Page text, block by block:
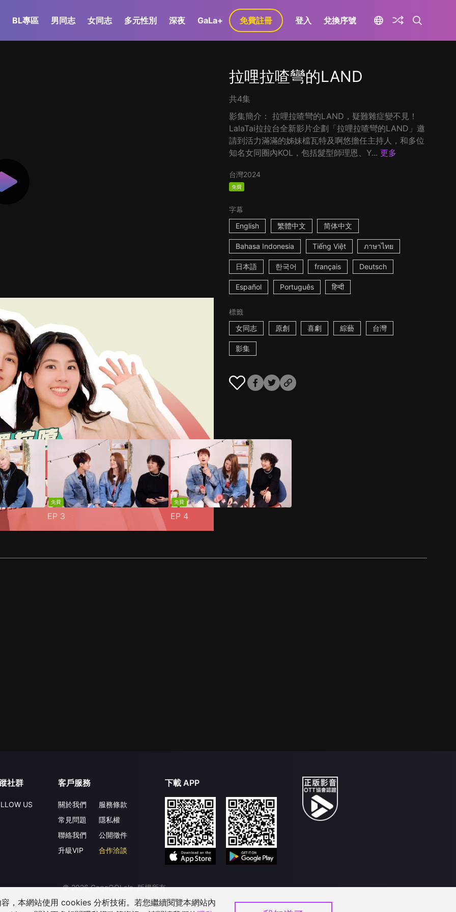
BL專區 男同志 女同志 多元性別 深夜 GaLa+ 免費註冊 登入 兌換序號
拉哩拉喳彎的LAND
共4集
影集簡介： 拉哩拉喳彎的LAND，疑難雜症變不見！
LalaTai拉拉台全新影片企劃「拉哩拉喳彎的LAND」邀
請到活力滿滿的姊妹檔瓦特及啊悠擔任主持人，和多位
知名女同圈內KOL，包括髮型師理恩、Y... 更多
台灣2024
免費
字幕
English
繁體中文 简体中文
Bahasa Indonesia Tiếng Việt ภาษาไทย
日本語 한국어 français Deutsch
Español Português हिन्दी
標籤
女同志
原創 喜劇 綜藝 台灣
影集
免費
EP 3
免費
EP 4
社群
US
客戶服務
關於我們
常見問題
聯絡我們
升級VIP
服務條款
隱私權
公開徵件
合作洽談
下載 APP
©2026 GagaOOLala.版權所有
，本網站使用 cookies 分析技術。若您繼續閱覽本網站內